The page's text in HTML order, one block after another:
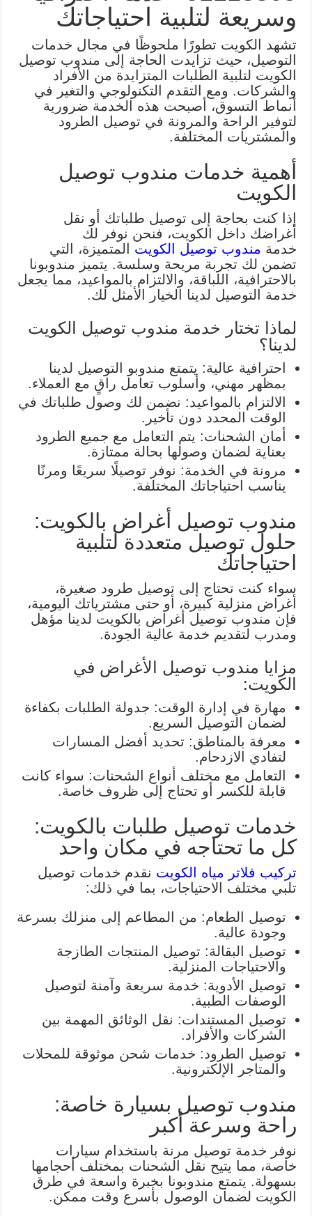
وسريعة لتلبية احتياجاتك
تشهد الكويت تطورًا ملحوظًا في مجال خدمات
التوصيل، حيث تزايدت الحاجة إلى مندوب توصيل
الكويت لتلبية الطلبات المتزايدة من الأفراد
والشركات. ومع التقدم التكنولوجي والتغير في
أنماط التسوق، أصبحت هذه الخدمة ضرورية
لتوفير الراحة والمرونة في توصيل الطرود
والمشتريات المختلفة.
أهمية خدمات مندوب توصيل
الكويت
إذا كنت بحاجة إلى توصيل طلباتك أو نقل
أغراضك داخل الكويت، فنحن نوفر لك
خدمة مندوب توصيل الكويت المتميزة، التي
تضمن لك تجربة مريحة وسلسة. يتميز مندوبونا
بالاحترافية، اللباقة، والالتزام بالمواعيد، مما يجعل
خدمة التوصيل لدينا الخيار الأمثل لك.
لماذا تختار خدمة مندوب توصيل الكويت
لدينا؟
احترافية عالية: يتمتع مندوبو التوصيل لدينا
بمظهر مهني، وأسلوب تعامل راقٍ مع العملاء.
الالتزام بالمواعيد: نضمن لك وصول طلباتك في
الوقت المحدد دون تأخير.
أمان الشحنات: يتم التعامل مع جميع الطرود
بعناية لضمان وصولها بحالة ممتازة.
مرونة في الخدمة: نوفر توصيلًا سريعًا ومرنًا
يناسب احتياجاتك المختلفة.
مندوب توصيل أغراض بالكويت:
حلول توصيل متعددة لتلبية
احتياجاتك
سواء كنت تحتاج إلى توصيل طرود صغيرة،
أغراض منزلية كبيرة، أو حتى مشترياتك اليومية،
فإن مندوب توصيل أغراض بالكويت لدينا مؤهل
ومدرب لتقديم خدمة عالية الجودة.
مزايا مندوب توصيل الأغراض في
الكويت:
مهارة في إدارة الوقت: جدولة الطلبات بكفاءة
لضمان التوصيل السريع.
معرفة بالمناطق: تحديد أفضل المسارات
لتفادي الازدحام.
التعامل مع مختلف أنواع الشحنات: سواء كانت
قابلة للكسر أو تحتاج إلى ظروف خاصة.
خدمات توصيل طلبات بالكويت:
كل ما تحتاجه في مكان واحد
تركيب فلاتر مياه الكويت نقدم خدمات توصيل
تلبي مختلف الاحتياجات، بما في ذلك:
توصيل الطعام: من المطاعم إلى منزلك بسرعة
وجودة عالية.
توصيل البقالة: توصيل المنتجات الطازجة
والاحتياجات المنزلية.
توصيل الأدوية: خدمة سريعة وآمنة لتوصيل
الوصفات الطبية.
توصيل المستندات: نقل الوثائق المهمة بين
الشركات والأفراد.
توصيل الطرود: خدمات شحن موثوقة للمحلات
والمتاجر الإلكترونية.
مندوب توصيل بسيارة خاصة:
راحة وسرعة أكبر
نوفر خدمة توصيل مرنة باستخدام سيارات
خاصة، مما يتيح نقل الشحنات بمختلف أحجامها
بسهولة. يتمتع مندوبونا بخبرة واسعة في طرق
الكويت لضمان الوصول بأسرع وقت ممكن.